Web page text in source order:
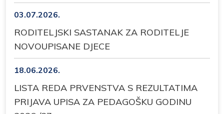
03.07.2026.
RODITELJSKI SASTANAK ZA RODITELJE
NOVOUPISANE DJECE
18.06.2026.
LISTA REDA PRVENSTVA S REZULTATIMA
PRIJAVA UPISA ZA PEDAGOŠKU GODINU